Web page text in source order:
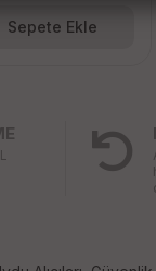
Sepete Ekle